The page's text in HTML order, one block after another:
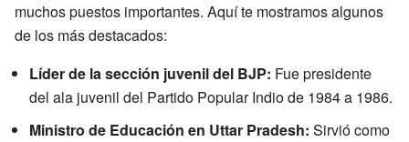
muchos puestos importantes. Aquí te mostramos algunos
de los más destacados:
Líder de la sección juvenil del BJP: Fue presidente
del ala juvenil del Partido Popular Indio de 1984 a 1986.
Ministro de Educación en Uttar Pradesh: Sirvió como